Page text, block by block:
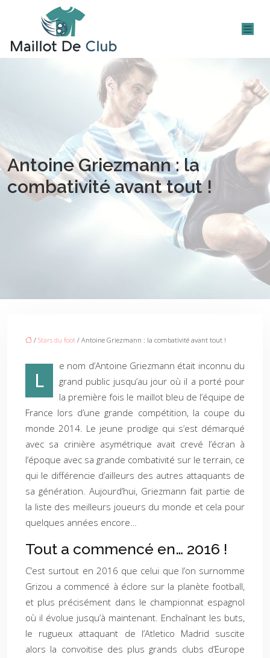
Antoine Griezmann : la
combativité avant tout !
/ Stars du foot / Antoine Griezmann : la combativité avant tout !
L
e nom d’Antoine Griezmann était inconnu du
grand public jusqu’au jour où il a porté pour
la première fois le maillot bleu de l’équipe de
France lors d’une grande compétition, la coupe du
monde 2014. Le jeune prodige qui s’est démarqué
avec sa crinière asymétrique avait crevé l’écran à
l’époque avec sa grande combativité sur le terrain, ce
qui le différencie d’ailleurs des autres attaquants de
sa génération. Aujourd’hui, Griezmann fait partie de
la liste des meilleurs joueurs du monde et cela pour
quelques années encore…
Tout a commencé en… 2016 !
C’est surtout en 2016 que celui que l’on surnomme
Grizou a commencé à éclore sur la planète football,
et plus précisément dans le championnat espagnol
où il évolue jusqu’à maintenant. Enchaînant les buts,
le rugueux attaquant de l’Atletico Madrid suscite
alors la convoitise des plus grands clubs d’Europe